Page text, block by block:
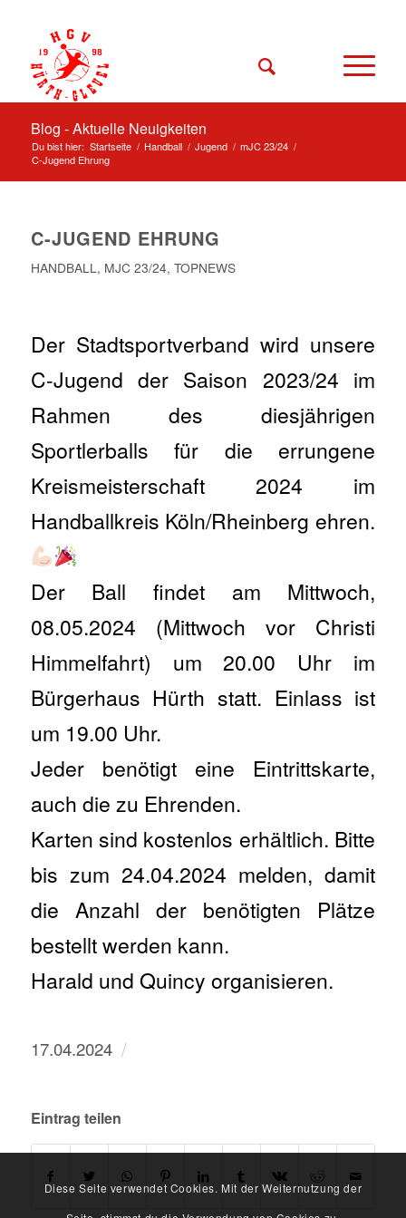
Blog - Aktuelle Neuigkeiten
Du bist hier: Startseite / Handball / Jugend / mJC 23/24 /
C-Jugend Ehrung
C-JUGEND EHRUNG
HANDBALL, MJC 23/24, TOPNEWS
Der Stadtsportverband wird unsere
C-Jugend der Saison 2023/24 im
Rahmen des diesjährigen
Sportlerballs für die errungene
Kreismeisterschaft 2024 im
Handballkreis Köln/Rheinberg ehren.
Der Ball findet am Mittwoch,
08.05.2024 (Mittwoch vor Christi
Himmelfahrt) um 20.00 Uhr im
Bürgerhaus Hürth statt. Einlass ist
um 19.00 Uhr.
Jeder benötigt eine Eintrittskarte,
auch die zu Ehrenden.
Karten sind kostenlos erhältlich. Bitte
bis zum 24.04.2024 melden, damit
die Anzahl der benötigten Plätze
bestellt werden kann.
Harald und Quincy organisieren.
17.04.2024 /
Eintrag teilen
Diese Seite verwendet Cookies. Mit der Weiternutzung der